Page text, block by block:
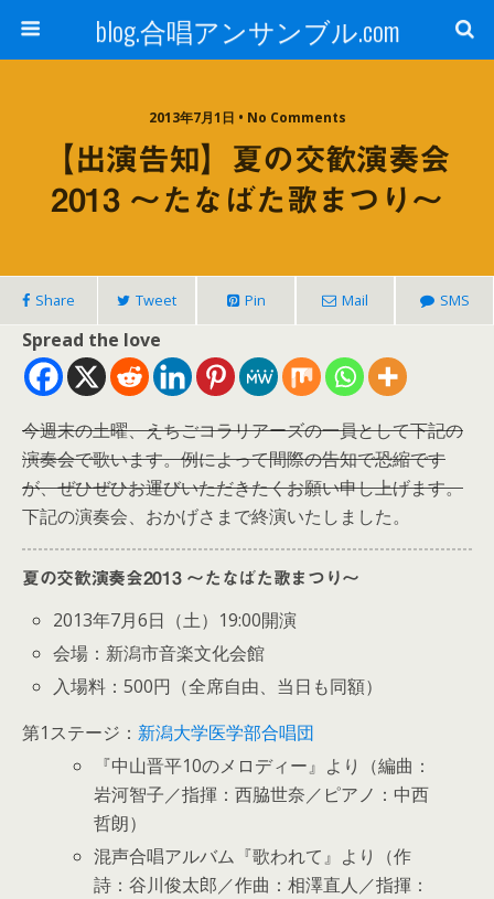
blog.合唱アンサンブル.com
2013年7月1日 • No Comments
【出演告知】夏の交歓演奏会
2013 〜たなばた歌まつり〜
Share Tweet Pin Mail SMS
Spread the love
今週末の土曜、えちごコラリアーズの一員として下記の
演奏会で歌います。例によって間際の告知で恐縮です
が、ぜひぜひお運びいただきたくお願い申し上げます。
下記の演奏会、おかげさまで終演いたしました。
夏の交歓演奏会2013 〜たなばた歌まつり〜
2013年7月6日（土）19:00開演
会場：新潟市音楽文化会館
入場料：500円（全席自由、当日も同額）
第1ステージ： 新潟大学医学部合唱団
『中山晋平10のメロディー』より（編曲：
岩河智子／指揮：西脇世奈／ピアノ：中西
哲朗）
混声合唱アルバム『歌われて』より（作
詩：谷川俊太郎／作曲：相澤直人／指揮：